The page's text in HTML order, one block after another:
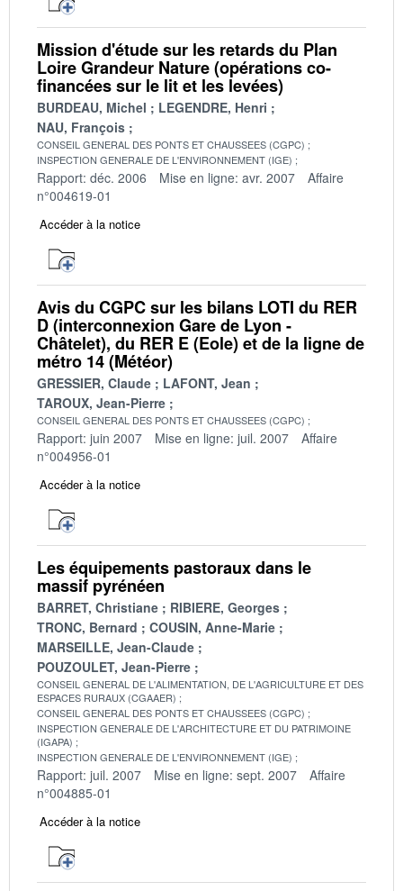
Mission d'étude sur les retards du Plan
Loire Grandeur Nature (opérations co-
financées sur le lit et les levées)
BURDEAU, Michel
LEGENDRE, Henri
NAU, François
CONSEIL GENERAL DES PONTS ET CHAUSSEES (CGPC)
INSPECTION GENERALE DE L'ENVIRONNEMENT (IGE)
Rapport: déc. 2006 Mise en ligne: avr. 2007
Affaire
n°004619-01
Accéder à la notice
Avis du CGPC sur les bilans LOTI du RER
D (interconnexion Gare de Lyon -
Châtelet), du RER E (Eole) et de la ligne de
métro 14 (Météor)
GRESSIER, Claude
LAFONT, Jean
TAROUX, Jean-Pierre
CONSEIL GENERAL DES PONTS ET CHAUSSEES (CGPC)
Rapport: juin 2007 Mise en ligne: juil. 2007
Affaire
n°004956-01
Accéder à la notice
Les équipements pastoraux dans le
massif pyrénéen
BARRET, Christiane
RIBIERE, Georges
TRONC, Bernard
COUSIN, Anne-Marie
MARSEILLE, Jean-Claude
POUZOULET, Jean-Pierre
CONSEIL GENERAL DE L'ALIMENTATION, DE L'AGRICULTURE ET DES
ESPACES RURAUX (CGAAER)
CONSEIL GENERAL DES PONTS ET CHAUSSEES (CGPC)
INSPECTION GENERALE DE L'ARCHITECTURE ET DU PATRIMOINE
(IGAPA)
INSPECTION GENERALE DE L'ENVIRONNEMENT (IGE)
Rapport: juil. 2007 Mise en ligne: sept. 2007
Affaire
n°004885-01
Accéder à la notice